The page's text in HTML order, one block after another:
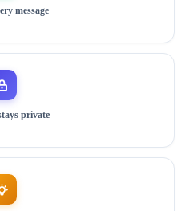
message
private